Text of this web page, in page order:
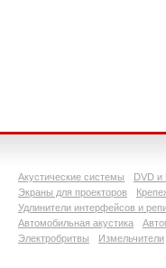
Акустические системы
DVD и
Экраны для проекторов
Удлинители интерфейсов и
Автомобильная акустика
Электробритвы
Измельчители